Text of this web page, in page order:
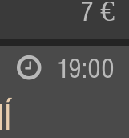
7 €
19:00